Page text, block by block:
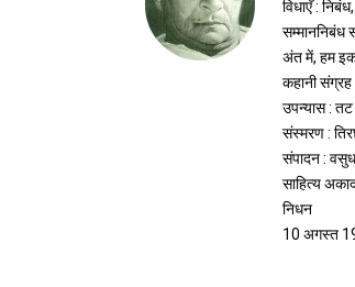
विधाएँ :
सम्माननिबंध
अंत में, हम इक
कहानी संग्रह
उपन्यास :
संस्मरण :
संपादन :
साहित्य
निधन
10 अगस्त